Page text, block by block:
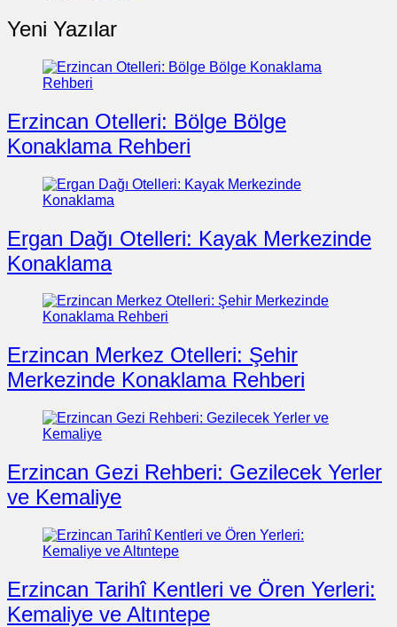
Yeni Yazılar
Erzincan Otelleri: Bölge Bölge
Konaklama Rehberi
Ergan Dağı Otelleri: Kayak Merkezinde
Konaklama
Erzincan Merkez Otelleri: Şehir
Merkezinde Konaklama Rehberi
Erzincan Gezi Rehberi: Gezilecek Yerler
ve Kemaliye
Erzincan Tarihî Kentleri ve Ören Yerleri:
Kemaliye ve Altıntepe